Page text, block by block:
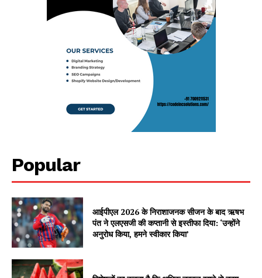
Popular
आईपीएल 2026 के निराशाजनक सीजन के बाद ऋषभ
पंत ने एलएसजी की कप्तानी से इस्तीफा दिया: ‘उन्होंने
अनुरोध किया, हमने स्वीकार किया’